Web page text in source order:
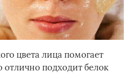
цвета лица помогает
отлично подходит белок